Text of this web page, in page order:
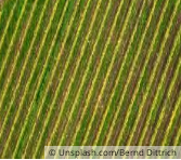
© Unsplash.com/Bernd Dittrich